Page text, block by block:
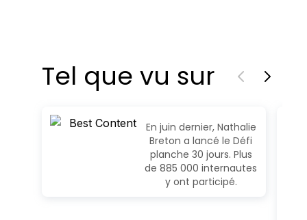
Tel que vu sur
En juin dernier, Nathalie
Breton a lancé le Défi
planche 30 jours. Plus
de 885 000 internautes
y ont participé.